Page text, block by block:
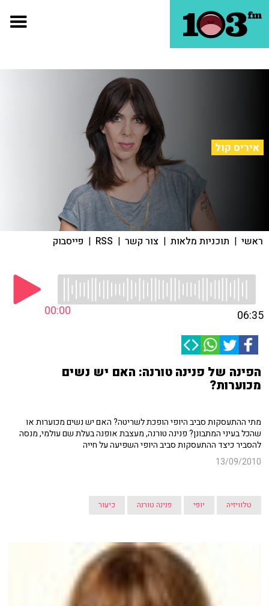
איריס קול
ראשי | תוכניות מלאות | צור קשר |
RSS
| פייסבוק
00:00 06:35
הפינה של פנינה טורנה: האם יש נשים
מכוערות?
מתי ההתעסקות סביב היופי הופכת לשריטה? האם יש נשים מכוערות או
שהכל בעיני המתבונן? פנינה טורנה, מעצבת אופנה בעלת שם עולמי, מנסה
להסביר כיצד ההתעסקות סביב היופי השפיעה על חייה
13/09/2010
טלוויזיה יופי פנינה טורנה כיעור